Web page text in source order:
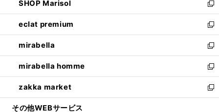
く
で
開
く
ド
ウ
で
開
く
ィ
ン
ド
ウ
で
開
く
い
ウ
ィ
ン
ド
ウ
で
開
く
SHOP Marisol
新
し
い
ウ
ィ
ン
ド
ウ
で
開
eclat premium
新
し
い
ウ
ィ
ン
ド
ウ
mirabella
新
し
い
ウ
ィ
ン
mirabella homme
新
し
い
ウ
zakka market
新
し
その他WEBサービス